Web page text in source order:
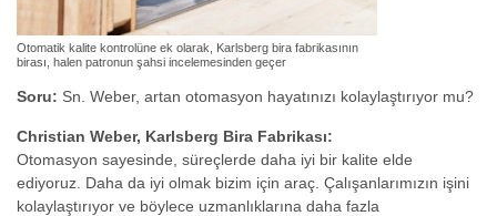
Otomatik kalite kontrolüne ek olarak, Karlsberg bira fabrikasının
birası, halen patronun şahsi incelemesinden geçer
Soru: Sn. Weber, artan otomasyon hayatınızı kolaylaştırıyor mu?
Christian Weber, Karlsberg Bira Fabrikası:
Otomasyon sayesinde, süreçlerde daha iyi bir kalite elde
ediyoruz. Daha da iyi olmak bizim için araç. Çalışanlarımızın işini
kolaylaştırıyor ve böylece uzmanlıklarına daha fazla